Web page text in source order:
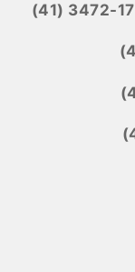
(41) 3472-